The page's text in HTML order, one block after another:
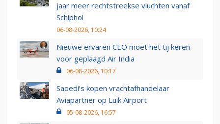
jaar meer rechtstreekse vluchten vanaf
Schiphol
06-08-2026, 10:24
Nieuwe ervaren CEO moet het tij keren
voor geplaagd Air India
06-08-2026, 10:17
Saoedi’s kopen vrachtafhandelaar
Aviapartner op Luik Airport
05-08-2026, 16:57